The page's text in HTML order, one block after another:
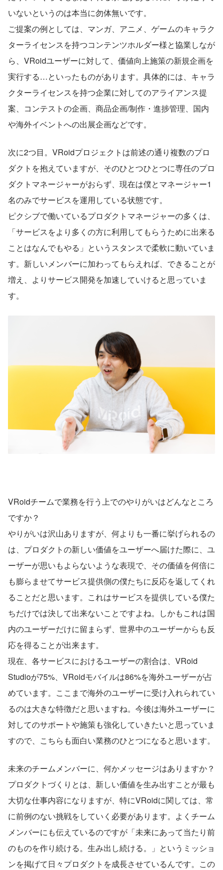
いないというのは本当に勿体無いです。
ご提案の例としては、マンガ、アニメ、ゲームのキャラク
ターライセンスを持つコンテンツホルダー様と協業しなが
ら、VRoidユーザーに対して、価値向上施策の新規企画を
実行する…といったものがあります。具体的には、キャラ
クターライセンスを持つ企業に対してのアライアンス提
案、コンテストの企画、商品企画/制作・進捗管理、国内
や海外イベントへの出展企画などです。
次に2つ目。VRoidプロジェクトは前述の通り複数のプロ
ダクトを抱えていますが、そのひとつひとつに専任のプロ
ダクトマネージャーがおらず、現在は僕とマネージャー1
名のみでサービスを運用している状態です。
ピクシブで働いているプロダクトマネージャーの多くは、
「サービスをより多くの方に利用してもらうために出来る
ことはなんでもやる」というスタンスで柔軟に動いていま
す。新しいメンバーに加わってもらえれば、できることが
増え、よりサービス開発を加速していけると思っていま
す。
VRoidチームで業務を行う上でのやりがいはどんなところ
ですか？
やりがいは沢山ありますが、何よりも一番に挙げられるの
は、プロダクトの新しい価値をユーザーへ届けた際に、ユ
ーザーが思いもよらないような表現で、その価値を何倍に
も膨らませてサービス提供側の僕たちに反応を返してくれ
ることだと思います。これはサービスを提供している僕た
ちだけでは決して出来ないことですよね。しかもこれは国
内のユーザーだけに留まらず、世界中のユーザーからも反
応を得ることが出来ます。
現在、各サービスにおけるユーザーの割合は、VRoid
Studioが75%、VRoidモバイルは86%を海外ユーザーが占
めています。ここまで海外のユーザーに受け入れられてい
るのは大きな特徴だと思いますね。今後は海外ユーザーに
対してのサポートや施策も強化していきたいと思っていま
すので、こちらも面白い業務のひとつになると思います。
未来のチームメンバーに、何かメッセージはありますか？
プロダクトづくりとは、新しい価値を生み出すことが最も
大切な仕事内容になりますが、特にVRoidに関しては、常
に前例のない挑戦をしていく必要があります。よくチーム
メンバーにも伝えているのですが「未来にあって当たり前
のものを作り続ける。生み出し続ける。」というミッショ
ンを掲げて日々プロダクトを成長させているんです。この